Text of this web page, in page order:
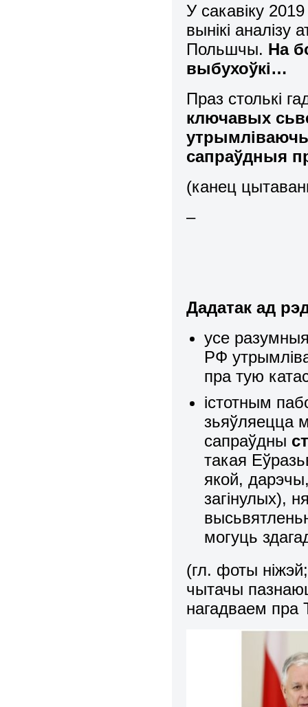
У сакавіку
вынікі
Польшчы. На
выбухоўкі…
Праз столькі
ключавых
сапраўдныя
(канец
–
Дадатак ад
усе
РФ
пра тую
істотным
зьяўляецца
сапраўдны
такая
якой,
загінулых),
могуць
(гл. фоты
чытачы
нагадваем пра